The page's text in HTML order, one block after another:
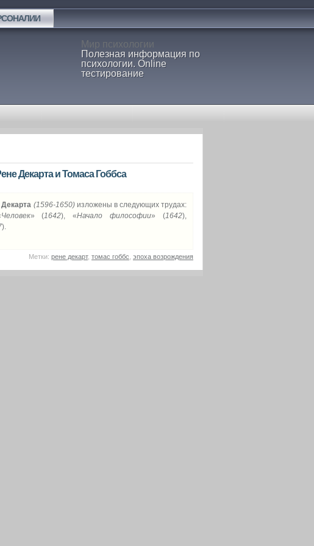
Мир психологии
Полезная информация по
психологии. Online
тестирование
Декарта и Томаса Гоббса
Декарта (1596-1650)изложены в следующих трудах:
Человек» (1642), «Начало философии» (1642),
).
Метки: рене декарт, томас гоббс эпоха возрождения